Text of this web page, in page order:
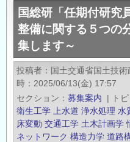
く
ず
国総研「任期付研
整備に関する５つの
集します～
投稿者 国土交通省国土技
時
2025/06/13(金) 17:57
セクション
募集案内 | ト
衛生工学
上水道 浄水処理 水
床変動 交通工学 土木計画学
ネットワーク 構造力学 道路